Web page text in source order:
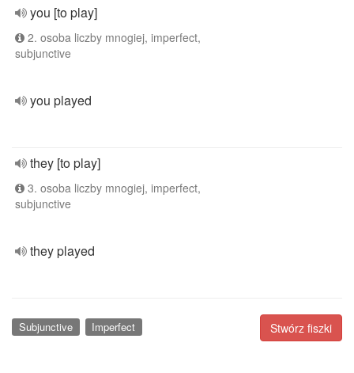
you [to play]
2. osoba liczby mnogiej, imperfect,
subjunctive
you played
they [to play]
3. osoba liczby mnogiej, imperfect,
subjunctive
they played
Stwórz fiszki
Subjunctive Imperfect